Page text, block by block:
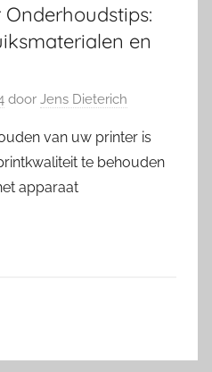
Onderhoudstips:
en
door Jens Dieterich
van uw printer is
te behouden
apparaat